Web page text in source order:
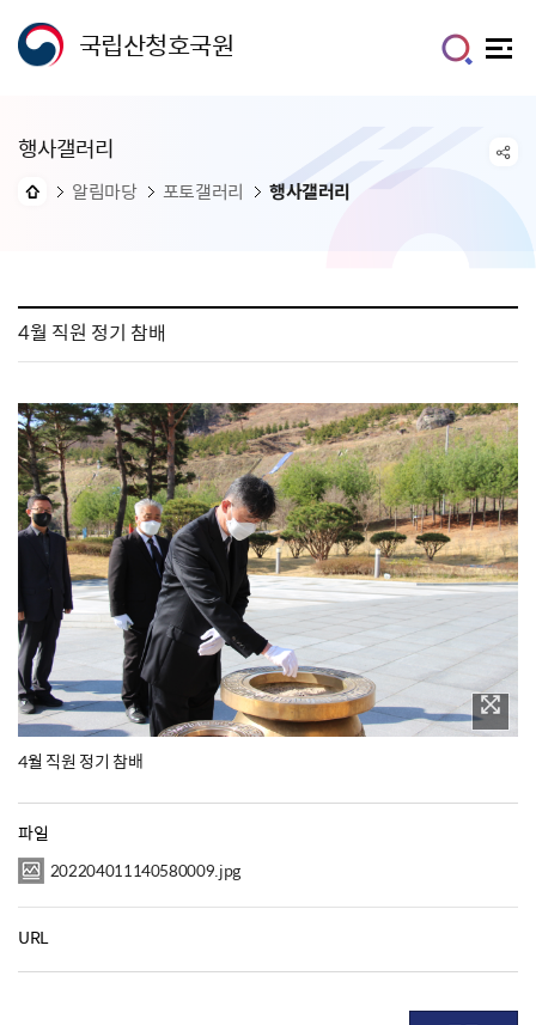
국립산청호국원
행사갤러리
알림마당 포토갤러리 행사갤러리
4월 직원 정기 참배
4월 직원 정기 참배
파일
202204011140580009.jpg
URL